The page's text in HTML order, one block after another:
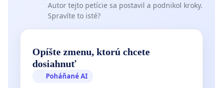
Autor tejto petície sa postavil a podnikol kroky.
Spravíte to isté?
Opíšte zmenu, ktorú chcete
dosiahnuť
Poháňané AI